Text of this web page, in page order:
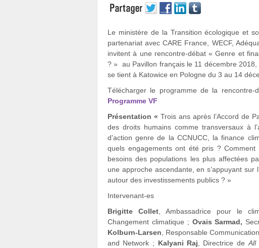
Le ministère de la Transition écologique et
partenariat avec CARE France, WECF,
invitent à une rencontre-débat « Genre et
? » au Pavillon français le 11 décembre
se tient à Katowice en Pologne du 3 au 14
Télécharger le programme de la
Programme VF
Présentation «Trois ans après l’Accord de
des droits humains comme transversaux à
d’action genre de la CCNUCC, la finance
quels engagements ont été pris ? Comment
besoins des populations les plus affectées
une approche ascendante, en s’appuyant
autour des investissements publics ? »
Intervenant-es
Brigitte Collet, Ambassadrice pour le
Changement climatique ; Ovais Sarmad,
Kolburn-Larsen, Responsable
and Network ; Kalyani Raj, Directrice deAll